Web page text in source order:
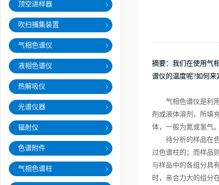
顶空进样器
吹扫捕集装置
气相色谱仪
液相色谱仪
热解吸仪
光谱仪器
辐射仪
色谱附件
气相色谱柱
摘要：我们在使用气
谱仪的温度呢?如何来
气相色谱仪是利用
剂或液体溶剂，所填
体，一般为氮或氢气
待分析的样品在色
过色谱柱的；而样品
与样品中的各组分具
时，亲合力大的组分